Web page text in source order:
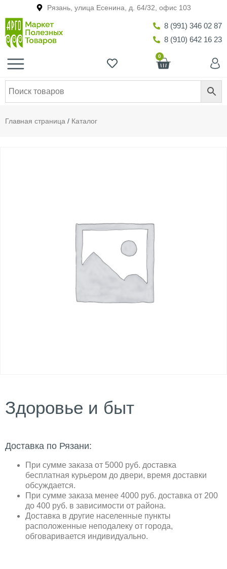
Рязань, улица Есенина, д. 64/32, офис 103
8 (991) 346 02 87
8 (910) 642 16 23
0
Главная страница / Каталог
Здоровье и быт
Доставка по Рязани:
При сумме заказа от 5000 руб. доставка
бесплатная курьером до двери, время доставки
обсуждается.
При сумме заказа менее 4000 руб. доставка от 200
до 400 руб. в зависимости от района.
Доставка в другие населенные пункты
расположенные неподалеку от города,
обговаривается индивидуально.